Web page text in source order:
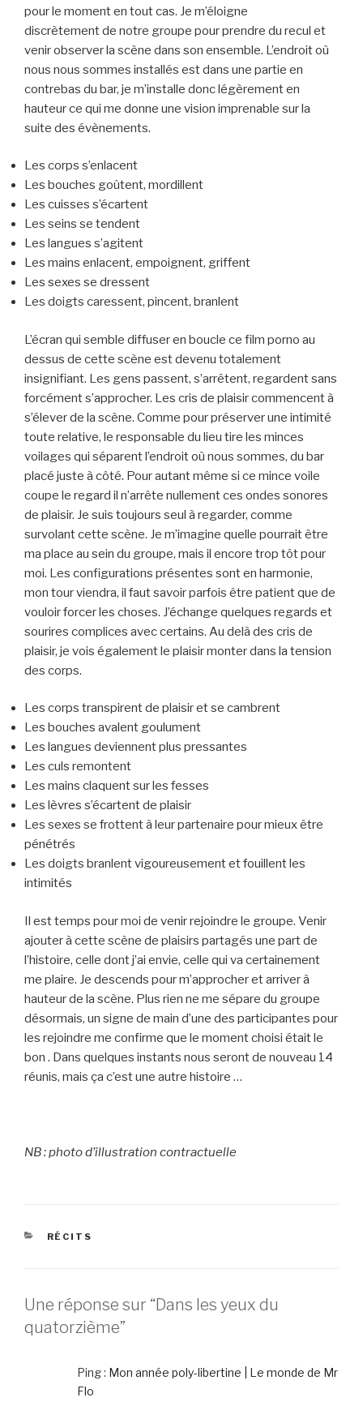
pour le moment en tout cas. Je m’éloigne
discrètement de notre groupe pour prendre du recul et
venir observer la scène dans son ensemble. L’endroit où
nous nous sommes installés est dans une partie en
contrebas du bar, je m’installe donc légèrement en
hauteur ce qui me donne une vision imprenable sur la
suite des évènements.
Les corps s’enlacent
Les bouches goûtent, mordillent
Les cuisses s’écartent
Les seins se tendent
Les langues s’agitent
Les mains enlacent, empoignent, griffent
Les sexes se dressent
Les doigts caressent, pincent, branlent
L’écran qui semble diffuser en boucle ce film porno au
dessus de cette scène est devenu totalement
insignifiant. Les gens passent, s’arrêtent, regardent sans
forcément s’approcher. Les cris de plaisir commencent à
s’élever de la scène. Comme pour préserver une intimité
toute relative, le responsable du lieu tire les minces
voilages qui séparent l’endroit où nous sommes, du bar
placé juste à côté. Pour autant même si ce mince voile
coupe le regard il n’arrête nullement ces ondes sonores
de plaisir. Je suis toujours seul à regarder, comme
survolant cette scène. Je m’imagine quelle pourrait être
ma place au sein du groupe, mais il encore trop tôt pour
moi. Les configurations présentes sont en harmonie,
mon tour viendra, il faut savoir parfois être patient que de
vouloir forcer les choses. J’échange quelques regards et
sourires complices avec certains. Au delà des cris de
plaisir, je vois également le plaisir monter dans la tension
des corps.
Les corps transpirent de plaisir et se cambrent
Les bouches avalent goulument
Les langues deviennent plus pressantes
Les culs remontent
Les mains claquent sur les fesses
Les lèvres s’écartent de plaisir
Les sexes se frottent à leur partenaire pour mieux être
pénétrés
Les doigts branlent vigoureusement et fouillent les
intimités
Il est temps pour moi de venir rejoindre le groupe. Venir
ajouter à cette scène de plaisirs partagés une part de
l’histoire, celle dont j’ai envie, celle qui va certainement
me plaire. Je descends pour m’approcher et arriver à
hauteur de la scène. Plus rien ne me sépare du groupe
désormais, un signe de main d’une des participantes pour
les rejoindre me confirme que le moment choisi était le
bon . Dans quelques instants nous seront de nouveau 14
réunis, mais ça c’est une autre histoire …
NB : photo d’illustration contractuelle
CATÉGORIES
RÉCITS
Une réponse sur “Dans les yeux du
quatorzième”
Ping : Mon année poly-libertine | Le monde de Mr
Flo